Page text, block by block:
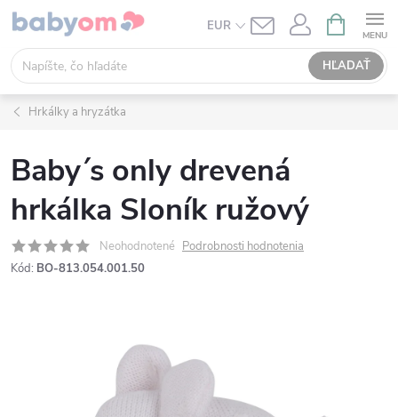
Prejsť
obsah
EUR
HĽADAŤ
KOŠÍK
Hrkálky a hryzátka
Baby´s only drevená
hrkálka Sloník ružový
Neohodnotené Podrobnosti hodnotenia
Kód: BO-813.054.001.50